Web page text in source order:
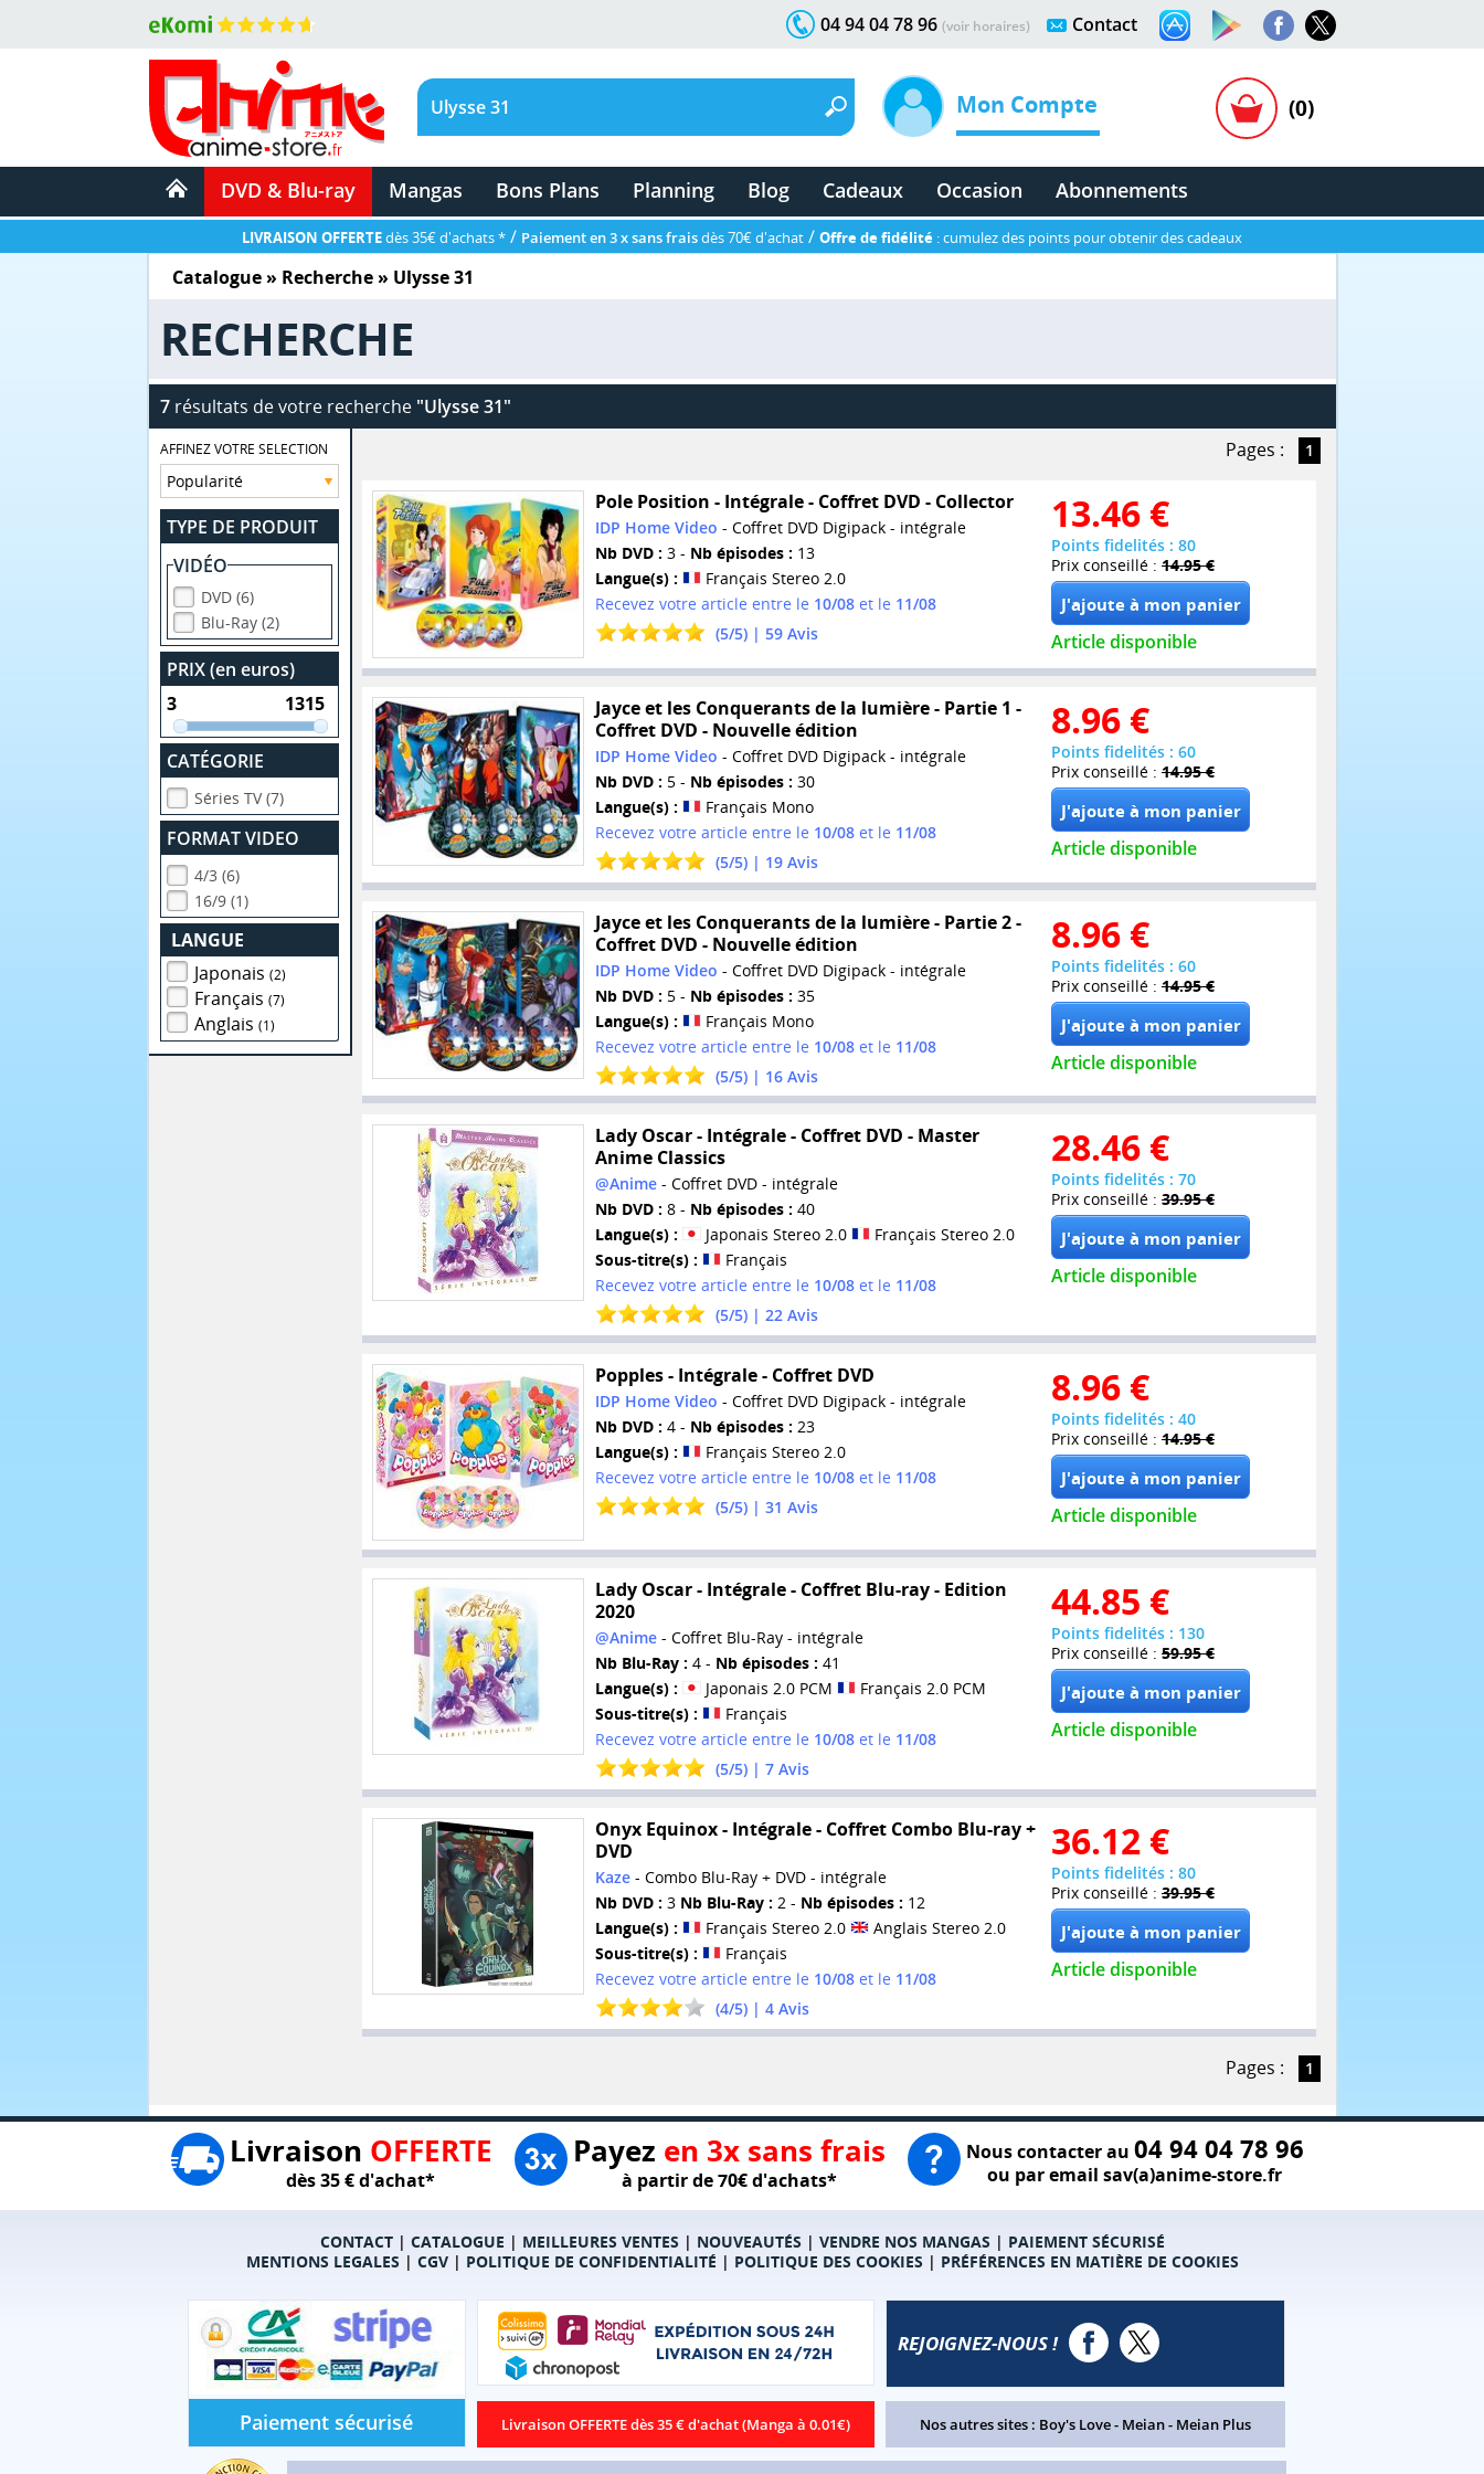
Contact
04 94 04 78 96 (voir horaires)
Mon Compte (0)
DVD & Blu-ray Mangas Bons Plans Planning Blog Cadeaux Occasion Abonnements
LIVRAISON OFFERTEdès 35€ d'achats * / Paiement en 3 x sans fraisdès 70€ d'achat / Offre de fidélité : cumulez des points pour obtenir des cadeaux
Catalogue» Recherche » Ulysse 31
RECHERCHE
7résultats de votre recherche "Ulysse 31"
AFFINEZ VOTRE SELECTION
TYPE DE PRODUIT
VIDÉO
DVD (6)
Blu-Ray (2)
PRIX (en euros)
CATÉGORIE
Séries TV (7)
FORMAT VIDEO
4/3 (6)
16/9 (1)
LANGUE
Japonais(2)
Français(7)
Anglais(1)
Pages : 1
Pole Position - Intégrale - Coffret DVD - Collector
IDP Home Video - Coffret DVD Digipack - intégrale
Nb DVD : 3 - Nb épisodes : 13
Langue(s) :
Français Stereo 2.0
Recevez votre article entre le 10/08et le 11/08
(5/5) | 59Avis
13.46 €
Points fidelités : 80
Prix conseillé : 14.95 €
Article disponible
Jayce et les Conquerants de la lumière - Partie 1 -
Coffret DVD - Nouvelle édition
IDP Home Video - Coffret DVD Digipack - intégrale
Nb DVD : 5 - Nb épisodes : 30
Langue(s) :
Français Mono
Recevez votre article entre le 10/08et le 11/08
(5/5) | 19Avis
8.96 €
Points fidelités : 60
Prix conseillé : 14.95 €
Article disponible
Jayce et les Conquerants de la lumière - Partie 2 -
Coffret DVD - Nouvelle édition
IDP Home Video - Coffret DVD Digipack - intégrale
Nb DVD : 5 - Nb épisodes : 35
Langue(s) :
Français Mono
Recevez votre article entre le 10/08et le 11/08
(5/5) | 16Avis
8.96 €
Points fidelités : 60
Prix conseillé : 14.95 €
Article disponible
Lady Oscar - Intégrale - Coffret DVD - Master
Anime Classics
@Anime- Coffret DVD - intégrale
Nb DVD : 8 - Nb épisodes : 40
Langue(s) :
Japonais Stereo 2.0
Français Stereo 2.0
Sous-titre(s) :
Français
Recevez votre article entre le 10/08et le 11/08
(5/5) | 22Avis
28.46 €
Points fidelités : 70
Prix conseillé : 39.95 €
Article disponible
Popples - Intégrale - Coffret DVD
IDP Home Video - Coffret DVD Digipack - intégrale
Nb DVD : 4 - Nb épisodes : 23
Langue(s) :
Français Stereo 2.0
Recevez votre article entre le 10/08et le 11/08
(5/5) | 31 Avis
8.96 €
Points fidelités : 40
Prix conseillé : 14.95 €
Article disponible
Lady Oscar - Intégrale - Coffret Blu-ray - Edition
2020
@Anime- Coffret Blu-Ray - intégrale
Nb Blu-Ray : 4 - Nb épisodes : 41
Langue(s) :
Japonais 2.0 PCM
Français 2.0 PCM
Sous-titre(s) :
Français
Recevez votre article entre le 10/08et le 11/08
(5/5) | 7Avis
44.85 €
Points fidelités : 130
Prix conseillé : 59.95 €
Article disponible
Onyx Equinox - Intégrale - Coffret Combo Blu-ray +
DVD
Kaze- Combo Blu-Ray + DVD - intégrale
Nb DVD : 3 Nb Blu-Ray : 2 - Nb épisodes : 12
Langue(s) :
Français Stereo 2.0
Anglais Stereo 2.0
Sous-titre(s) :
Français
Recevez votre article entre le 10/08et le 11/08
(4/5) | 4Avis
36.12 €
Points fidelités : 80
Prix conseillé : 39.95 €
Article disponible
Pages : 1
Livraison OFFERTE
dès 35 € d'achat*
Payez en 3x sans frais
à partir de 70€ d'achats*
Nous contacter au 04 94 04 78 96
ou par email sav(a)anime-store.fr
CONTACT| CATALOGUE | MEILLEURES VENTES | NOUVEAUTÉS | VENDRE NOS MANGAS | PAIEMENT SÉCURISÉ
MENTIONS LEGALES | CGV| POLITIQUE DE CONFIDENTIALITÉ | POLITIQUE DES COOKIES | PRÉFÉRENCES EN MATIÈRE DE COOKIES
Paiement sécurisé Livraison OFFERTE dès 35 € d'achat (Manga à 0.01€)
REJOIGNEZ-NOUS !
Nos autres sites : Boy's Love- Meian- Meian Plus